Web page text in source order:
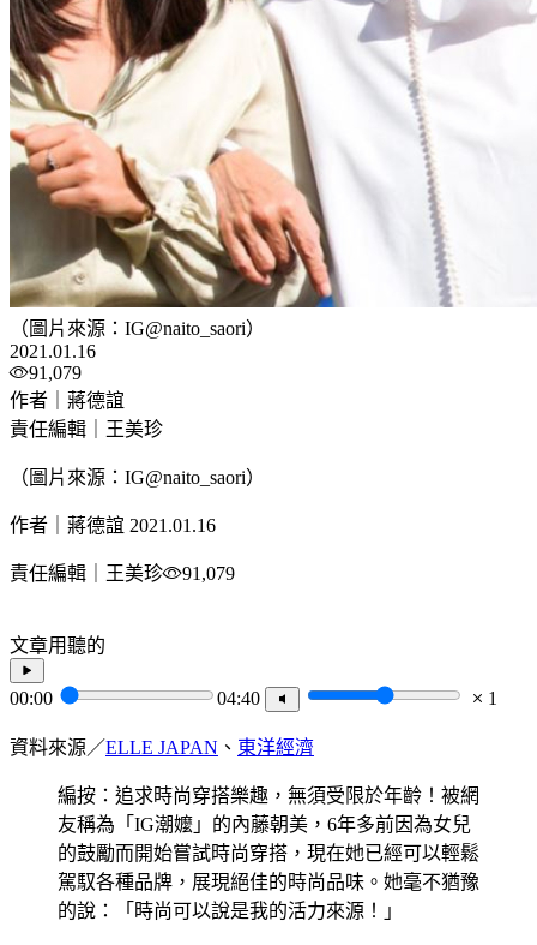
（圖片來源：IG@naito_saori）
2021.01.16
91,079
作者｜蔣德誼
責任編輯｜王美珍
（圖片來源：IG@naito_saori）
作者｜蔣德誼 2021.01.16
責任編輯｜王美珍 91,079
文章用聽的
00:00 04:40 1
資料來源／ELLE JAPAN 、 東洋經濟
編按：追求時尚穿搭樂趣，無須受限於年齡！被網
友稱為「IG潮嬤」的內藤朝美，6年多前因為女兒
的鼓勵而開始嘗試時尚穿搭，現在她已經可以輕鬆
駕馭各種品牌，展現絕佳的時尚品味。她毫不猶豫
的說：「時尚可以說是我的活力來源！」